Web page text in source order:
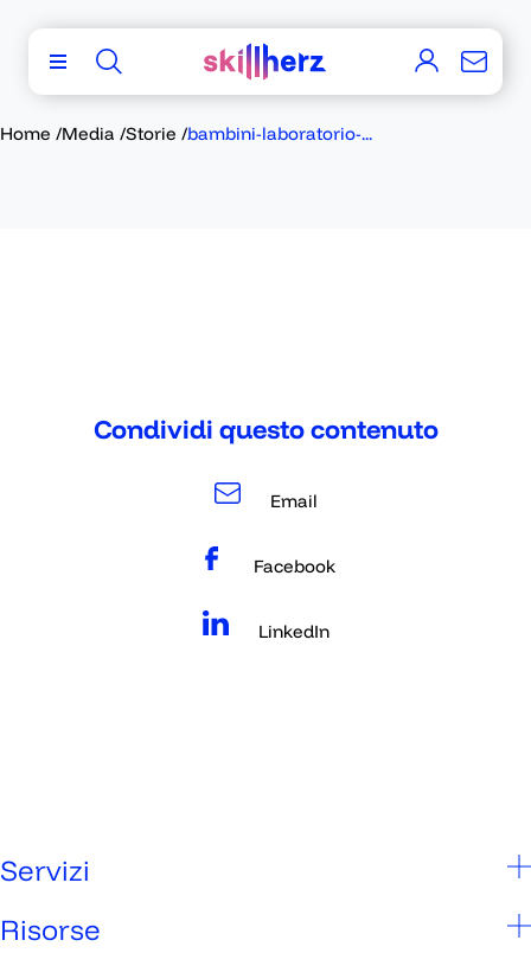
Home /Media /Storie /bambini-laboratorio-...
Condividi questo contenuto
Email
Facebook
LinkedIn
Servizi
Scuole
Risorse